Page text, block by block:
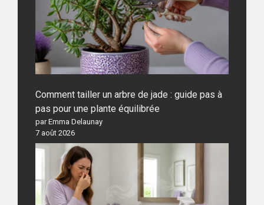
Comment tailler un arbre de jade : guide pas à
pas pour une plante équilibrée
par Emma Delaunay
7 août 2026